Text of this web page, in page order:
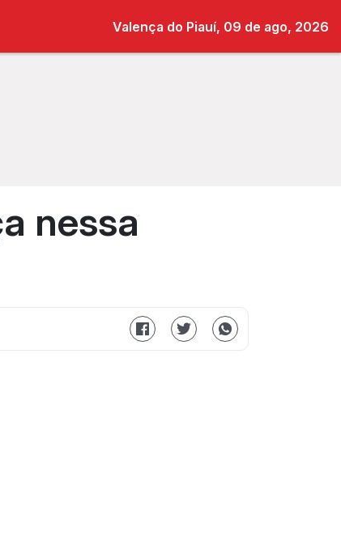
Valença do Piauí, 09 de ago, 2026
nessa